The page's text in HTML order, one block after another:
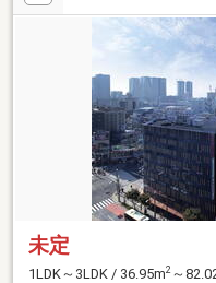
未定
1LDK～3LDK / 36.95m2 ～